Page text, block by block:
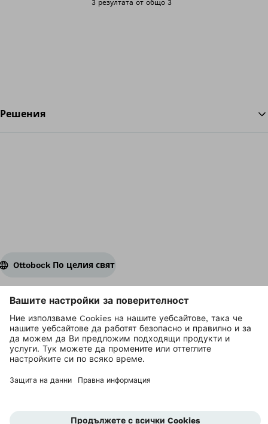
3 резултата от общо 3
Решения
Ottobock По целия свят
Авторските права се притежават от Ottobock
Настройки за поверителност
Поверителност
Условия за ползване
Начална страница на компанията